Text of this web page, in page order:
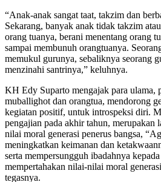
“Anak-anak sangat taat, takzim dan
Sekarang, banyak anak tidak takzim
orang tuanya, berani menentang orang
sampai membunuh orangtuanya.
memukul gurunya, sebaliknya seorang
menzinahi santrinya,” keluhnya.
KH Edy Suparto mengajak para ulama,
muballighot dan orangtua, mendorong
kegiatan positif, untuk introspeksi diri.
pengajian pada akhir tahun, merupakan
nilai moral generasi penerus bangsa,
meningkatkan keimanan dan
serta mempersungguh ibadahnya
mempertahakan nilai-nilai moral
tegasnya.